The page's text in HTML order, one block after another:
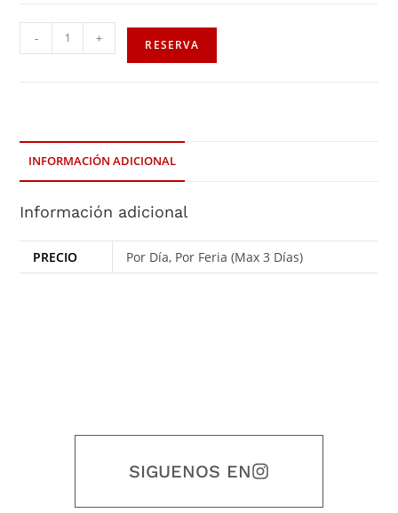
- + RESERVA
INFORMACIÓN ADICIONAL
Información adicional
PRECIO Por Día, Por Feria (Max 3 Días)
SIGUENOS EN